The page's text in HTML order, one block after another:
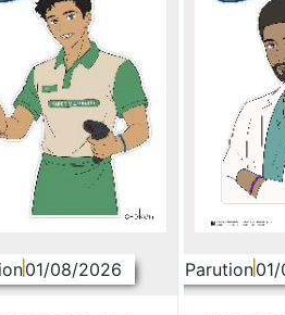
01/08/2026 Parution